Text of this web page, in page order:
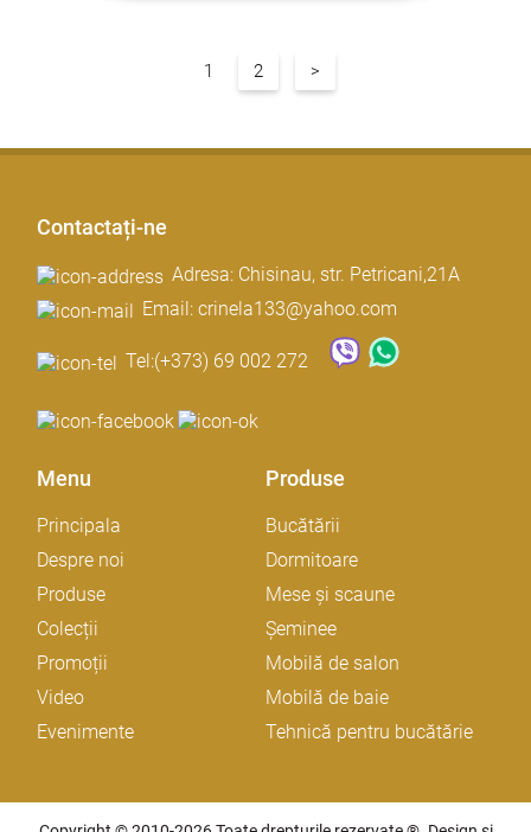
1 2 >
Contactați-ne
Adresa: Chisinau, str. Petricani,21A
Email: crinela133@yahoo.com
Tel:(+373) 69 002 272
Menu
Principala
Despre noi
Produse
Colecții
Promoții
Video
Evenimente
Produse
Bucătării
Dormitoare
Mese și scaune
Șeminee
Mobilă de salon
Mobilă de baie
Tehnică pentru bucătărie